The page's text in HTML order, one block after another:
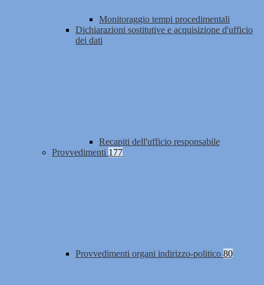
Monitoraggio tempi procedimentali
Dichiarazioni sostitutive e acquisizione d'ufficio
dei dati
Recapiti dell'ufficio responsabile
Provvedimenti 177
Provvedimenti organi indirizzo-politico 80